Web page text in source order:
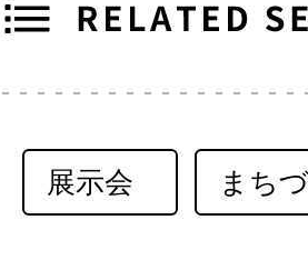
展示会 まち